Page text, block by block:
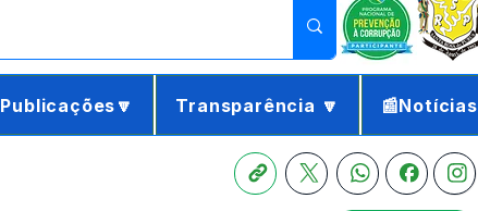
Publicações🔽 Transparência 🔽 📰Notícias